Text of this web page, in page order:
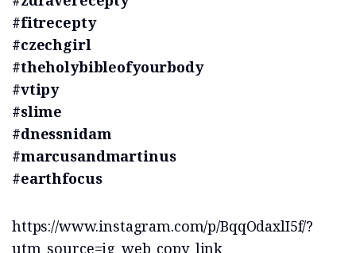
#fitrecepty
#czechgirl
#theholybibleofyourbody
#vtipy
#slime
#dnessnidam
#marcusandmartinus
#earthfocus
https://www.instagram.com/p/BqqOdaxlI5f/?
utm_source=ig_web_copy_link